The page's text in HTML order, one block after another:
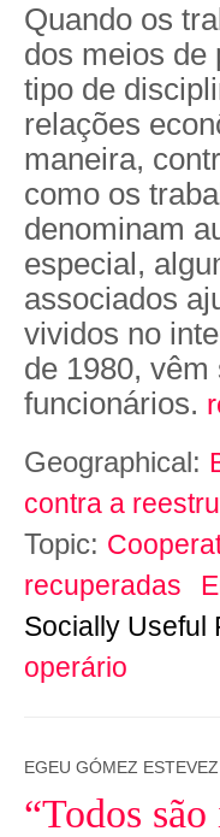
Quando os
dos meios de
tipo de
relações
maneira,
como os
denominam
especial,
associados
vividos no
de 1980,
funcionários.
Geographical:
contra a
Topic:
recuperadas
Socially Useful
operário
EGEU GÓMEZ ESTEVEZ
“Todos